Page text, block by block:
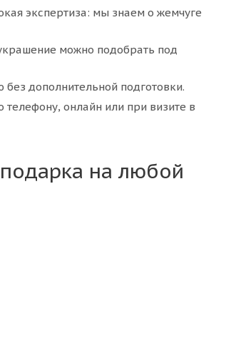
экспертиза: мы знаем о жемчуге
можно подобрать под
дополнительной подготовки.
онлайн или при визите в
на любой